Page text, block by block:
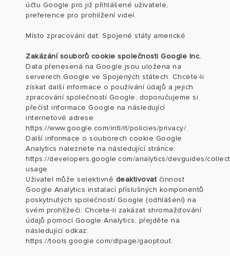
účtu Google pro již přihlášené uživatele,
preference pro prohlížení videí.
Místo zpracování dat: Spojené státy americké.
Zakázání souborů cookie společnosti Google Inc.
Data přenesená na Google jsou uložena na
serverech Google ve Spojených státech. Chcete-li
získat další informace o používání údajů a jejich
zpracování společností Google, doporučujeme si
přečíst informace Google na následující
internetové adrese:
https://www.google.com/intl/it/policies/privacy/.
Další informace o souborech cookie Google
Analytics naleznete na následující stránce:
https://developers.google.com/analytics/devguides/
usage
Uživatel může selektivně deaktivovat činnost
Google Analytics instalací příslušných komponentů
poskytnutých společností Google (odhlášení) na
svém prohlížeči. Chcete-li zakázat shromažďování
údajů pomocí Google Analytics, přejděte na
následující odkaz:
https://tools.google.com/dlpage/gaoptout.